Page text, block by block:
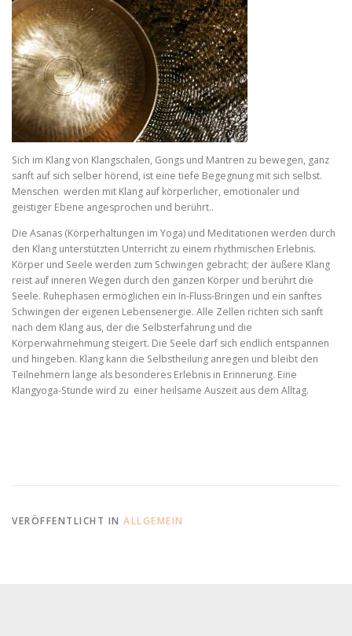
Sich im Klang von Klangschalen, Gongs und Mantren zu bewegen, ganz
sanft auf sich selber hörend, ist eine tiefe Begegnung mit sich selbst.
Menschen werden mit Klang auf körperlicher, emotionaler und
geistiger Ebene angesprochen und berührt..
Die Asanas (Körperhaltungen im Yoga) und Meditationen werden durch
den Klang unterstützten Unterricht zu einem rhythmischen Erlebnis.
Körper und Seele werden zum Schwingen gebracht; der äußere Klang
reist auf inneren Wegen durch den ganzen Körper und berührt die
Seele. Ruhephasen ermöglichen ein In-Fluss-Bringen und ein sanftes
Schwingen der eigenen Lebensenergie. Alle Zellen richten sich sanft
nach dem Klang aus, der die Selbsterfahrung und die
Körperwahrnehmung steigert. Die Seele darf sich endlich entspannen
und hingeben. Klang kann die Selbstheilung anregen und bleibt den
Teilnehmern lange als besonderes Erlebnis in Erinnerung. Eine
Klangyoga-Stunde wird zu einer heilsame Auszeit aus dem Alltag.
VERÖFFENTLICHT IN ALLGEMEIN